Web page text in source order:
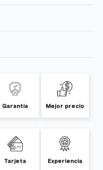
Garantía Mejor precio
Tarjeta Experiencia